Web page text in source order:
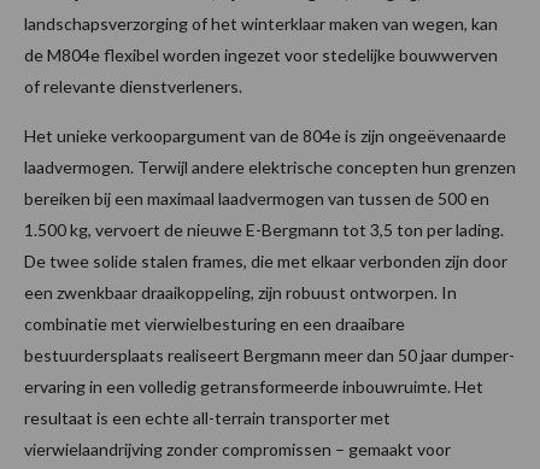
landschapsverzorging of het winterklaar maken van wegen, kan
de M804e flexibel worden ingezet voor stedelijke bouwwerven
of relevante dienstverleners.
Het unieke verkoopargument van de 804e is zijn ongeëvenaarde
laadvermogen. Terwijl andere elektrische concepten hun grenzen
bereiken bij een maximaal laadvermogen van tussen de 500 en
1.500 kg, vervoert de nieuwe E-Bergmann tot 3,5 ton per lading.
De twee solide stalen frames, die met elkaar verbonden zijn door
een zwenkbaar draaikoppeling, zijn robuust ontworpen. In
combinatie met vierwielbesturing en een draaibare
bestuurdersplaats realiseert Bergmann meer dan 50 jaar dumper-
ervaring in een volledig getransformeerde inbouwruimte. Het
resultaat is een echte all-terrain transporter met
vierwielaandrijving zonder compromissen – gemaakt voor